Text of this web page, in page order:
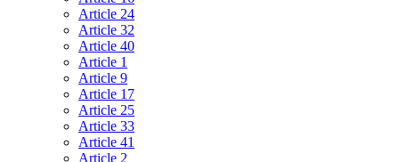
Article 24
Article 32
Article 40
Article 1
Article 9
Article 17
Article 25
Article 33
Article 41
Article 2